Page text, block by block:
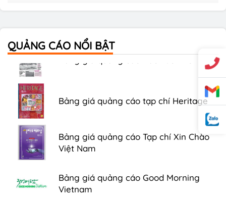
QUẢNG CÁO NỔI BẬT
Bảng giá quảng cáo trên xe Bus
Bảng giá quảng cáo Báo Tuổi Trẻ
Bảng giá quảng cáo tạp chí Heritage
Bảng giá quảng cáo Tạp chí Xin Chào
Việt Nam
Bảng giá quảng cáo Good Morning
Vietnam